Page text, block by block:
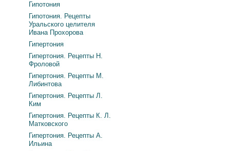
Гипотония
Гипотония. Рецепты
Уральского целителя
Ивана Прохорова
Гипертония
Гипертония. Рецепты Н.
Фроловой
Гипертония. Рецепты М.
Либинтова
Гипертония. Рецепты Л.
Ким
Гипертония. Рецепты К. Л.
Матковского
Гипертония. Рецепты А.
Ильина